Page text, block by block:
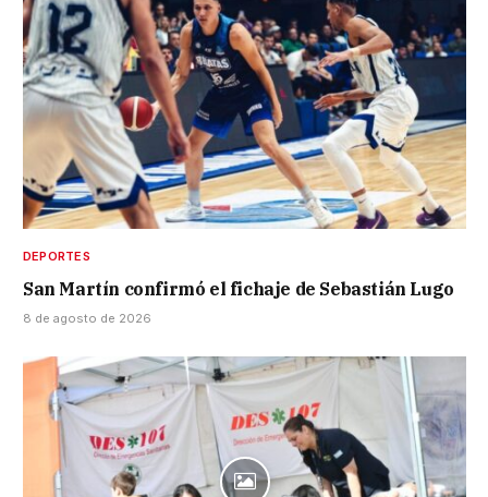
DEPORTES
San Martín confirmó el fichaje de Sebastián Lugo
8 de agosto de 2026